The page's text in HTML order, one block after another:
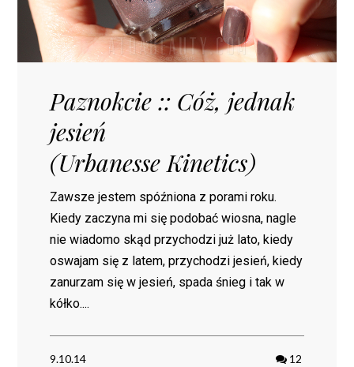
Paznokcie :: Cóż, jednak
jesień
(Urbanesse Kinetics)
Zawsze jestem spóźniona z porami roku.
Kiedy zaczyna mi się podobać wiosna, nagle
nie wiadomo skąd przychodzi już lato, kiedy
oswajam się z latem, przychodzi jesień, kiedy
zanurzam się w jesień, spada śnieg i tak w
kółko....
9.10.14 12